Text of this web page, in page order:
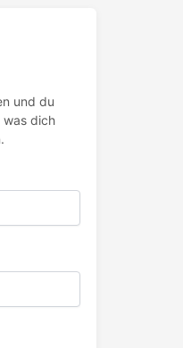
und du
was dich